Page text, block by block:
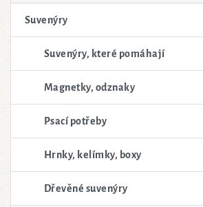
Suvenýry
Suvenýry, které pomáhají
Magnetky, odznaky
Psací potřeby
Hrnky, kelímky, boxy
Dřevěné suvenýry